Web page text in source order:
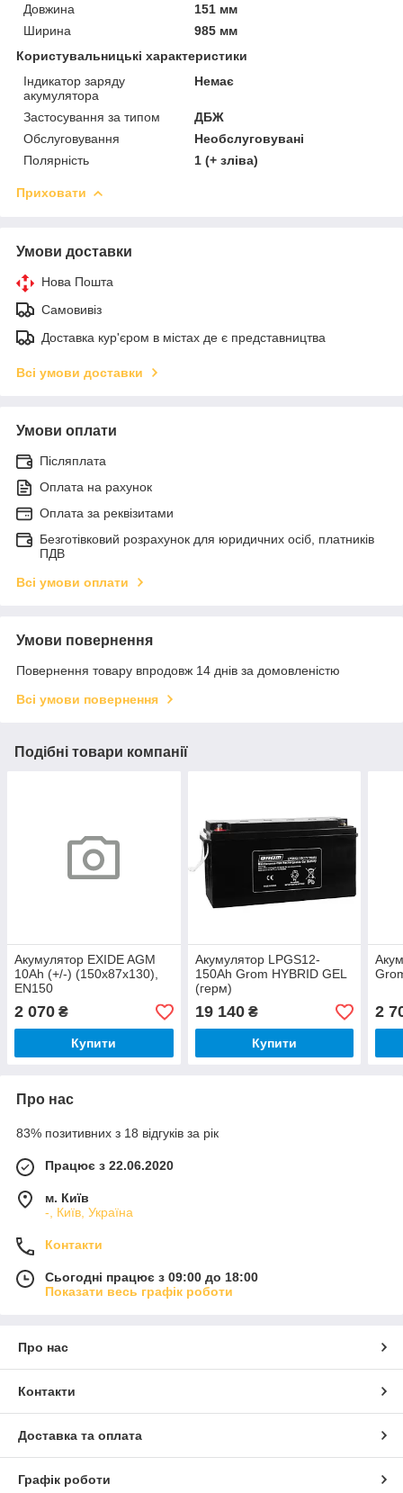
Довжина
151 мм
Ширина
985 мм
Користувальницькі характеристики
Індикатор заряду
акумулятора
Немає
Застосування за типом
ДБЖ
Обслуговування
Необслуговувані
Полярність
1 (+ зліва)
Приховати
Умови доставки
Нова Пошта
Самовивіз
Доставка кур'єром в містах де є представництва
Всі умови доставки
Умови оплати
Післяплата
Оплата на рахунок
Оплата за реквізитами
Безготівковий розрахунок для юридичних осіб, платників
ПДВ
Всі умови оплати
Умови повернення
Повернення товару впродовж 14 днів за домовленістю
Всі умови повернення
Подібні товари компанії
Акумулятор EXIDE AGM
10Ah (+/-) (150х87х130),
EN150
2 070 ₴
Купити
Акумулятор LPGS12-
150Ah Grom HYBRID GEL
(герм)
19 140₴
Купити
2
Про нас
83% позитивних з 18 відгуків за рік
Працює з 22.06.2020
м. Київ
-, Київ, Україна
Контакти
Сьогодні працює з 09:00 до 18:00
Показати весь графік роботи
Про нас
Контакти
Доставка та оплата
Графік роботи